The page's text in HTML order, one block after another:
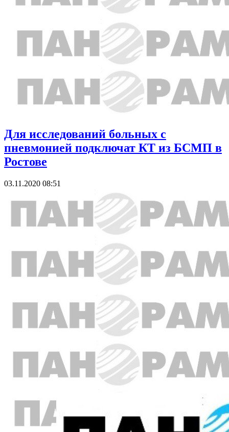
Для исследований больных с
пневмонией подключат КТ из БСМП в
Ростове
03.11.2020 08:51